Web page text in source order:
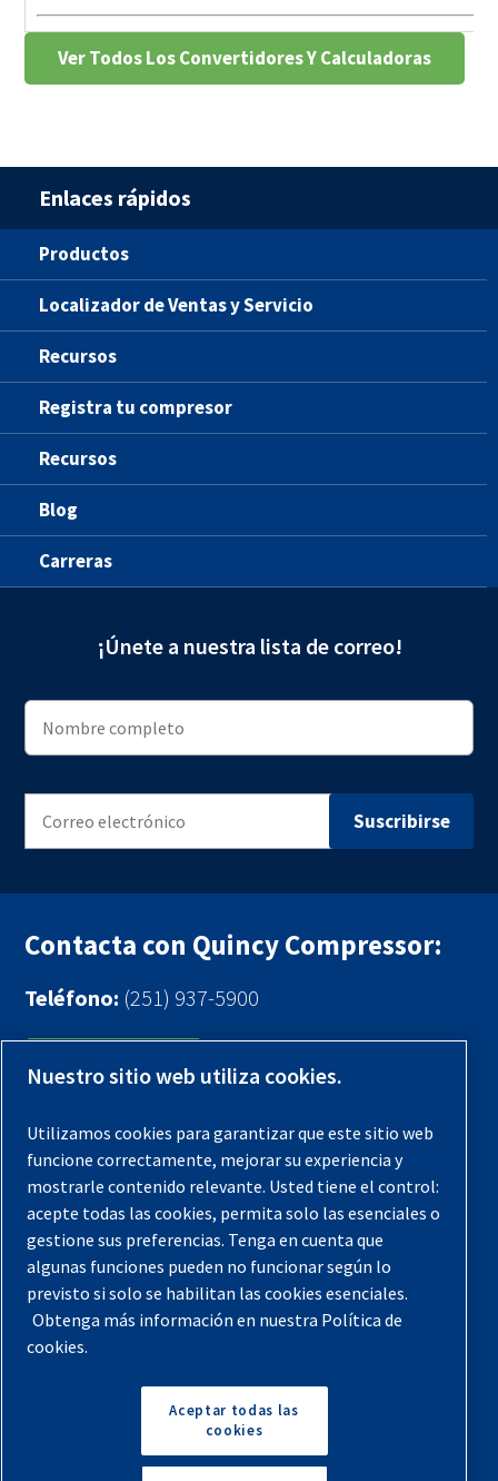
Ver Todos Los Convertidores Y Calculadoras
Enlaces rápidos
Productos
Localizador de Ventas y Servicio
Recursos
Registra tu compresor
Recursos
Blog
Carreras
¡Únete a nuestra lista de correo!
Contacta con Quincy Compressor:
Teléfono: (251) 937-5900
Contáctenos
Registra tu compresor
Aviso legal
Garantías
Política de privacidad
Términos y Condiciones
Mapa del sitio
© 2026 Quincy Compressor. Todos los derechos
Volver arriba
Nuestro sitio web utiliza cookies.
Utilizamos cookies para garantizar que este sitio web
funcione correctamente, mejorar su experiencia y
mostrarle contenido relevante. Usted tiene el control:
acepte todas las cookies, permita solo las esenciales o
gestione sus preferencias. Tenga en cuenta que
algunas funciones pueden no funcionar según lo
previsto si solo se habilitan las cookies esenciales.
Obtenga más información en nuestra Política de
cookies.
Aceptar todas las
cookies